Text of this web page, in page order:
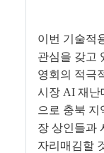
이번 기술적
관심을 갖고
영회의 적극
시장 AI 재난
으로 충북 지
장 상인들과
자리매김할